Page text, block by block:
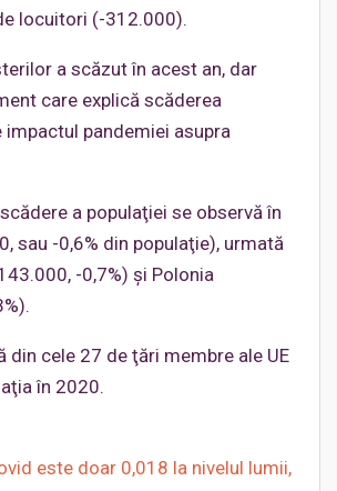
locuitori (-312.000).
a scăzut în acest an, dar
care explică scăderea
impactul pandemiei asupra
a populaţiei se observă în
sau -0,6% din populaţie), urmată
-0,7%) şi Polonia
din cele 27 de ţări membre ale UE
în 2020.
este doar 0,018 la nivelul lumii,